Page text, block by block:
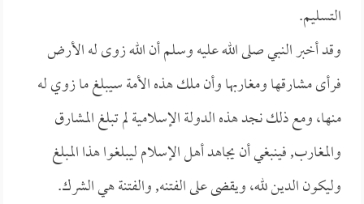
التسليم.
وقد أخبر النبي صلى الله عليه وسلم أن الله زوى له الأرض
فرأى مشارقها ومغاربها وأن ملك هذه الأمة سيبلغ ما زوي له
منها، ومع ذلك نجد هذه الدولة الإسلامية لم تبلغ المشارق
والمغارب, فينبغي أن يجاهد أهل الإسلام ليبلغوا هذا المبلغ
وليكون الدين لله، ويقضى على الفتنه, والفتنة هي الشرك.